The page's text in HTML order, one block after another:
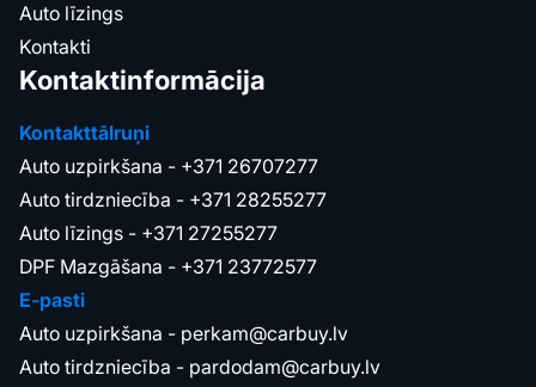
Auto līzings
Kontakti
Kontaktinformācija
Kontakttālruņi
Auto uzpirkšana - +371 26707277
Auto tirdzniecība - +371 28255277
Auto līzings - +371 27255277
DPF Mazgāšana - +371 23772577
E-pasti
Auto uzpirkšana - perkam@carbuy.lv
Auto tirdzniecība - pardodam@carbuy.lv